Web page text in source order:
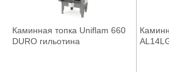
Каминная топка Uniflam 660
DURO гильотина